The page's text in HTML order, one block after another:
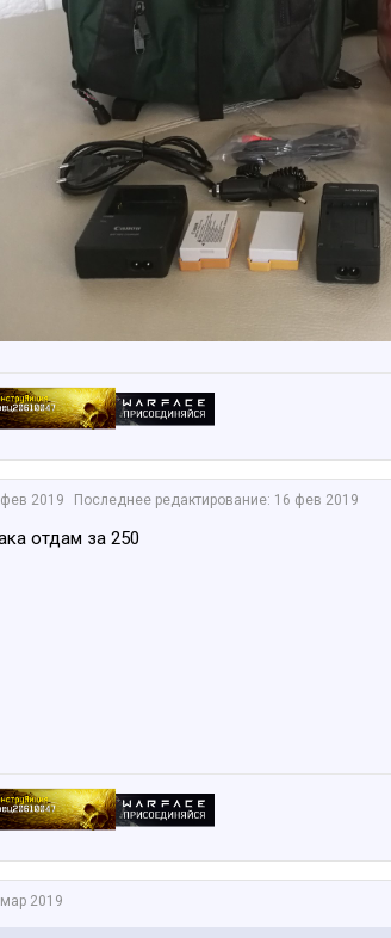
2019 Последнее редактирование: 16 фев 2019
отдам за 250
2019